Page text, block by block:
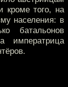
кроме того, на
населения: в
батальонов
императрица